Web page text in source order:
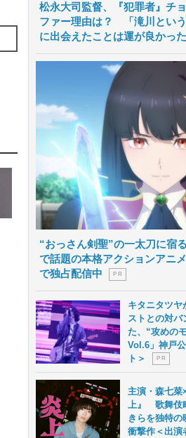
松永大司監督、『犯罪者』チ
ファー理由は？ 「滝川とい
に出会えたことは運が良かった
“おっさん剣聖”の一太刀に
で話題の本格アクションアニ
で独占配信中
P R
キタニタツヤ
ストとの対バ
た、“攻めの
Vol.6」神戸
ト＞
P R
主演・森七菜
上』 歌舞伎
きらを独特の
衝撃作＜出演